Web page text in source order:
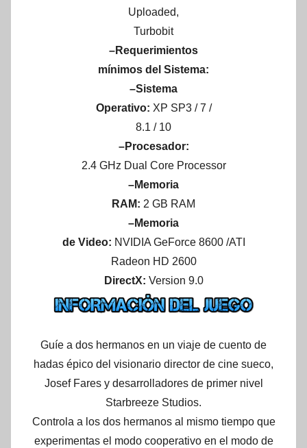
Uploaded,
Turbobit
–Requerimientos
mínimos del Sistema:
–Sistema
Operativo: XP SP3 / 7 /
8.1 / 10
–Procesador:
2.4 GHz Dual Core Processor
–Memoria
RAM: 2 GB RAM
–Memoria
de Video: NVIDIA GeForce 8600 /ATI
Radeon HD 2600
DirectX: Version 9.0
Guíe a dos hermanos en un viaje de cuento de
hadas épico del visionario director de cine sueco,
Josef Fares y desarrolladores de primer nivel
Starbreeze Studios.
Controla a los dos hermanos al mismo tiempo que
experimentas el modo cooperativo en el modo de